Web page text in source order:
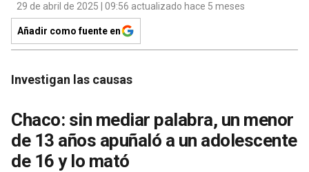
29 de abril de 2025 | 09:56 actualizado hace 5 meses
Añadir como fuente en
Investigan las causas
Chaco: sin mediar palabra, un menor
de 13 años apuñaló a un adolescente
de 16 y lo mató